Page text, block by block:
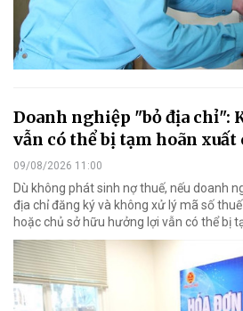
Doanh nghiệp "bỏ địa chỉ":
vẫn có thể bị tạm hoãn xuất
09/08/2026 11:00
Dù không phát sinh nợ thuế, nếu doanh
địa chỉ đăng ký và không xử lý mã số
hoặc chủ sở hữu hưởng lợi vẫn có thể bị